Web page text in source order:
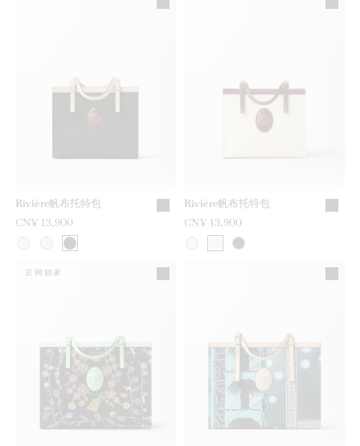
Rivière帆布托特包
CN¥ 13,900
Rivière帆布托特包
CN¥ 13,900
官网独家